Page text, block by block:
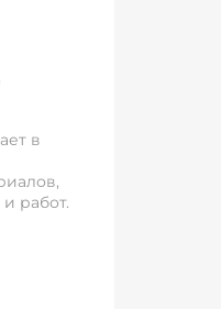
в
и работ.